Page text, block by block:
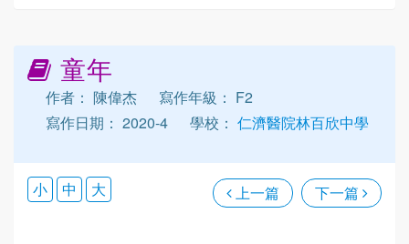
童年
作者： 陳偉杰
寫作年級： F2
寫作日期： 2020-4
學校： 仁濟醫院林百欣中學
上一篇 下一篇
小 中 大